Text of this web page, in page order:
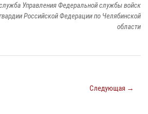
Управления Федеральной службы войск
Российской Федерации по Челябинской
области
Следующая →